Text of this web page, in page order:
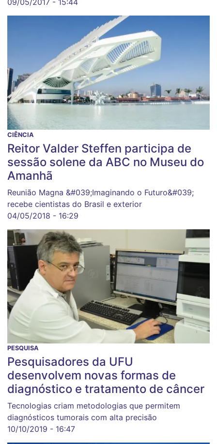
09/05/2017 - 15:44
CIÊNCIA
Reitor Valder Steffen participa de
sessão solene da ABC no Museu do
Amanhã
Reunião Magna &#039;Imaginando o Futuro&#039;
recebe cientistas do Brasil e exterior
04/05/2018 - 16:29
PESQUISA
Pesquisadores da UFU
desenvolvem novas formas de
diagnóstico e tratamento de câncer
Tecnologias criam metodologias que permitem
diagnósticos tumorais com alta precisão
10/10/2019 - 16:47